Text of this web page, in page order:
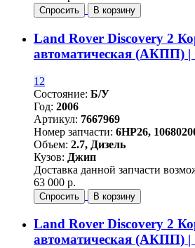
Спросить В корзину
Land Rover Discovery 2
автоматическая (АКПП) |
12
Состояние: Б/У
Год: 2006
Артикул: 7667969
Номер запчасти: 6HP26,
Объем: 2.7, Дизель
Кузов: Джип
Доставка данной запчасти
63 000 р.
Спросить В корзину
Land Rover Discovery 2
автоматическая (АКПП) |